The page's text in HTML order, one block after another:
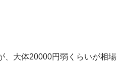
、大体20000円弱くらいが相場